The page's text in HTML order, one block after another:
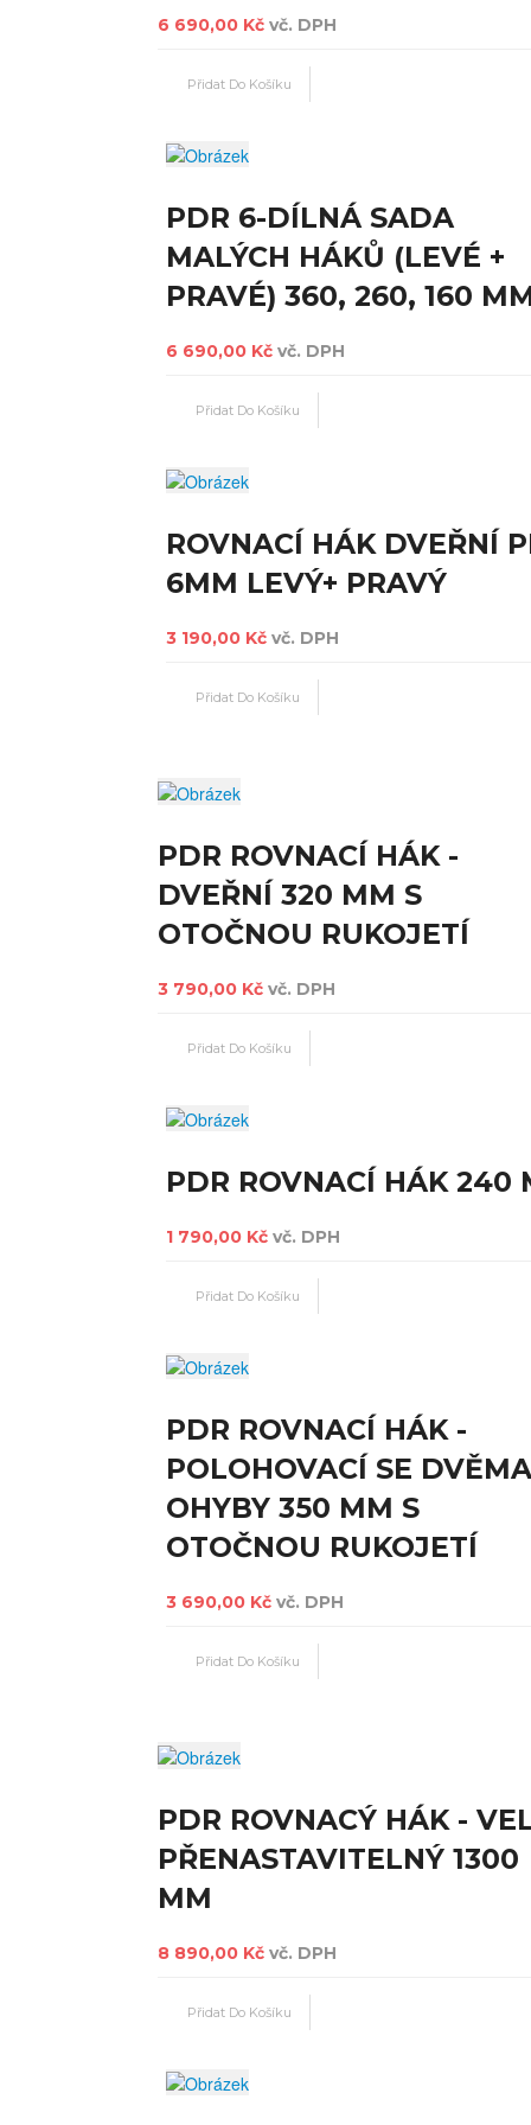
6 690,00 Kč vč. DPH
PDR 6-DÍLNÁ SADA
MALÝCH HÁKŮ (LEVÉ +
PRAVÉ) 360, 260, 160
6 690,00 Kč vč. DPH
ROVNACÍ HÁK DVEŘNÍ
6MM LEVÝ+ PRAVÝ
3 190,00 Kč vč. DPH
PDR ROVNACÍ HÁK -
DVEŘNÍ 320 MM S
OTOČNOU RUKOJETÍ
3 790,00 Kč vč. DPH
PDR ROVNACÍ HÁK 240
1 790,00 Kč vč. DPH
PDR ROVNACÍ HÁK -
POLOHOVACÍ SE
OHYBY 350 MM S
OTOČNOU RUKOJETÍ
3 690,00 Kč vč. DPH
PDR ROVNACÝ HÁK -
PŘENASTAVITELNÝ 1300
MM
8 890,00 Kč vč. DPH